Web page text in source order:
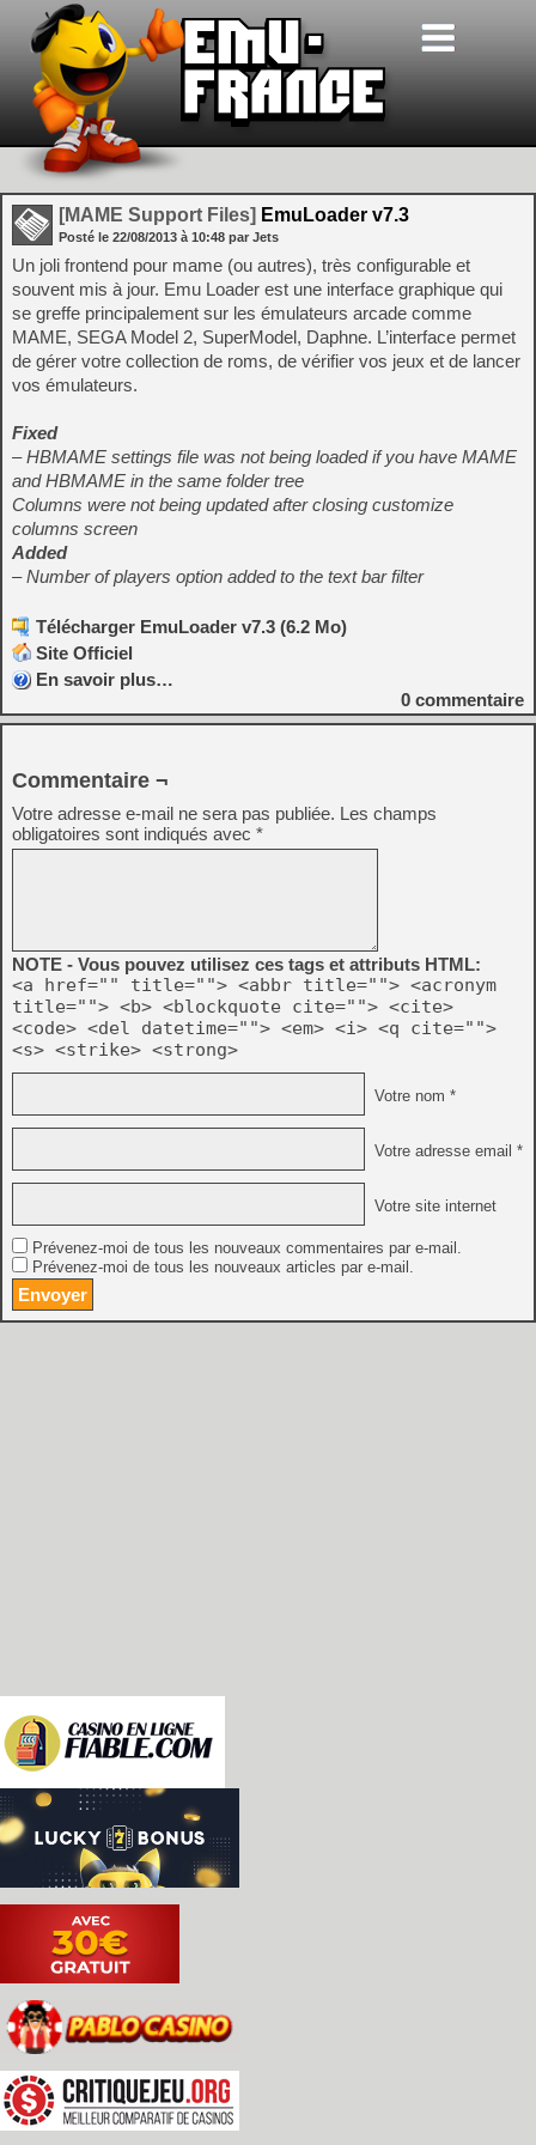
[MAME Support Files] EmuLoader v7.3
Posté le 22/08/2013 à 10:48 par Jets
Un joli frontend pour mame (ou autres), très configurable et
souvent mis à jour. Emu Loader est une interface graphique qui
se greffe principalement sur les émulateurs arcade comme
MAME, SEGA Model 2, SuperModel, Daphne. L’interface permet
de gérer votre collection de roms, de vérifier vos jeux et de lancer
vos émulateurs.
Fixed
– HBMAME settings file was not being loaded if you have MAME
and HBMAME in the same folder tree
Columns were not being updated after closing customize
columns screen
Added
– Number of players option added to the text bar filter
Télécharger EmuLoader v7.3 (6.2 Mo)
Site Officiel
En savoir plus…
0 commentaire
Commentaire ¬
Votre adresse e-mail ne sera pas publiée. Les champs
obligatoires sont indiqués avec *
NOTE - Vous pouvez utilisez ces tags et attributs HTML:
<a href="" title=""> <abbr title=""> <acronym
title=""> <b> <blockquote cite=""> <cite>
<code> <del datetime=""> <em> <i> <q cite="">
<s> <strike> <strong>
Votre nom *
Votre adresse email *
Votre site internet
Prévenez-moi de tous les nouveaux commentaires par e-mail.
Prévenez-moi de tous les nouveaux articles par e-mail.